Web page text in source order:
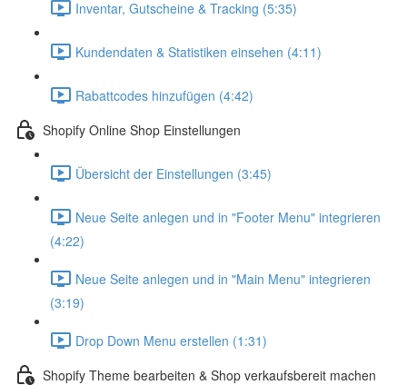
Inventar, Gutscheine & Tracking (5:35)
Kundendaten & Statistiken einsehen (4:11)
Rabattcodes hinzufügen (4:42)
Shopify Online Shop Einstellungen
Übersicht der Einstellungen (3:45)
Neue Seite anlegen und in "Footer Menu" integrieren
(4:22)
Neue Seite anlegen und in "Main Menu" integrieren
(3:19)
Drop Down Menu erstellen (1:31)
Shopify Theme bearbeiten & Shop verkaufsbereit machen